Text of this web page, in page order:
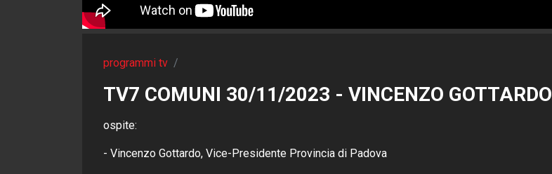
programmi tv /
TV7 COMUNI 30/11/2023 - VINCENZO GOTTARDO
ospite:
- Vincenzo Gottardo, Vice-Presidente Provincia di Padova